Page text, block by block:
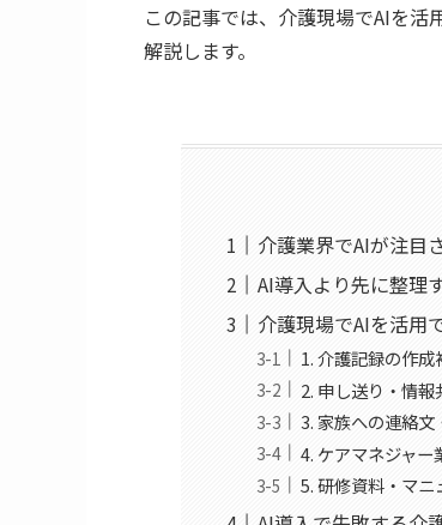
この記事では、介護現場でAIを活
解説します。
介護業界でAIが注目
AI導入より先に整理
介護現場でAIを活用
1. 介護記録の作成
2. 申し送り・情報
3. 家族への連絡
4. ケアマネジャー
5. 研修資料・マニ